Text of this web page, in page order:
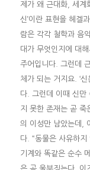
제가 왜 근대화, 세계
신’이란 표현을 헤겔
람은 각각 철학과 음
대가 무엇인지에 대
주어입니다. 그런데
체가 되는 거지요. ‘
다. 그런데 이때 신만
지 못한 존재는 곧 죽
의 이성만 남았는데,
다. “동물은 사유하
기계와 똑같은 순수